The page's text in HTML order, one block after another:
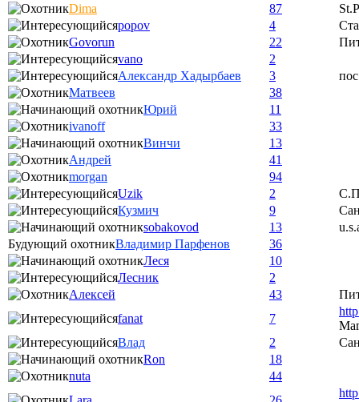
Dima
87
popov
4
Govorun
22
vano
2
Александр Хадырбаев
3
Матвеев
38
Юрий
11
ivanoff
33
Винчи
13
Андрей
41
morgan
94
Uzik
2
Кузмич
9
sobakovod
13
Будующий охотникВладимир Парфенов
36
Леся
10
Лесник
2
Алексей
43
fanat
7
Влад
2
Ron
18
nuta
44